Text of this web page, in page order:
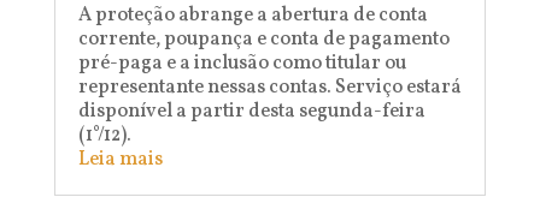
A proteção abrange a abertura de conta
corrente, poupança e conta de pagamento
pré-paga e a inclusão como titular ou
representante nessas contas. Serviço estará
disponível a partir desta segunda-feira
(1°/12).
Leia mais